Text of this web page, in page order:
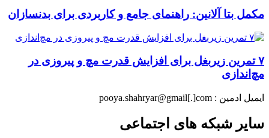
مکمل بتا آلانین: راهنمای جامع و کاربردی برای بدنسازان
۷ تمرین زیربغل برای افزایش قدرت مچ و پیروزی در
مچ‌اندازی
ایمیل ادمین : pooya.shahryar@gmail[.]com
سایر شبکه های اجتماعی